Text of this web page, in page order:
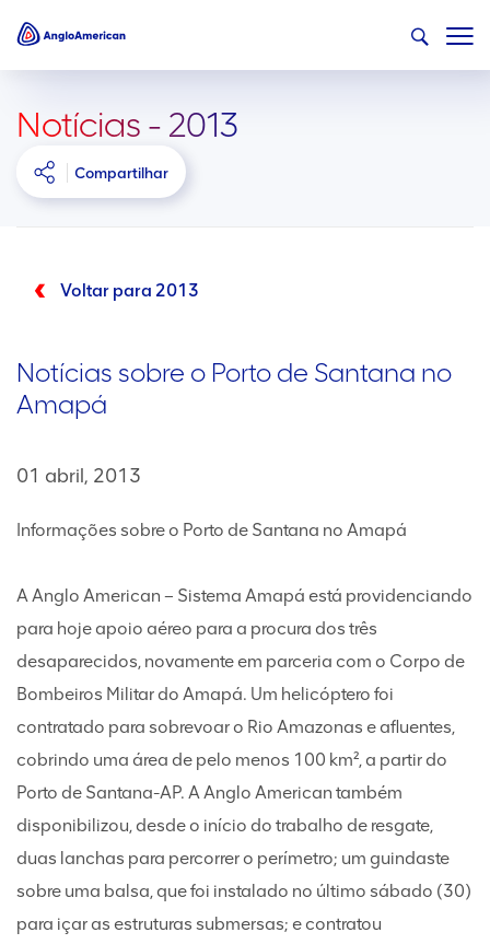
Notícias - 2013
Compartilhar
Voltar para 2013
Notícias sobre o Porto de Santana no
Amapá
01 abril, 2013
Informações sobre o Porto de Santana no Amapá
A Anglo American – Sistema Amapá está providenciando
para hoje apoio aéreo para a procura dos três
desaparecidos, novamente em parceria com o Corpo de
Bombeiros Militar do Amapá. Um helicóptero foi
contratado para sobrevoar o Rio Amazonas e afluentes,
cobrindo uma área de pelo menos 100 km², a partir do
Porto de Santana-AP. A Anglo American também
disponibilizou, desde o início do trabalho de resgate,
duas lanchas para percorrer o perímetro; um guindaste
sobre uma balsa, que foi instalado no último sábado (30)
para içar as estruturas submersas; e contratou